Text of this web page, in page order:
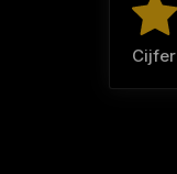
Cijfer